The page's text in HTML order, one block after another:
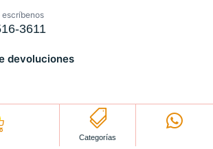
escríbenos
3611
devoluciones
Categorías